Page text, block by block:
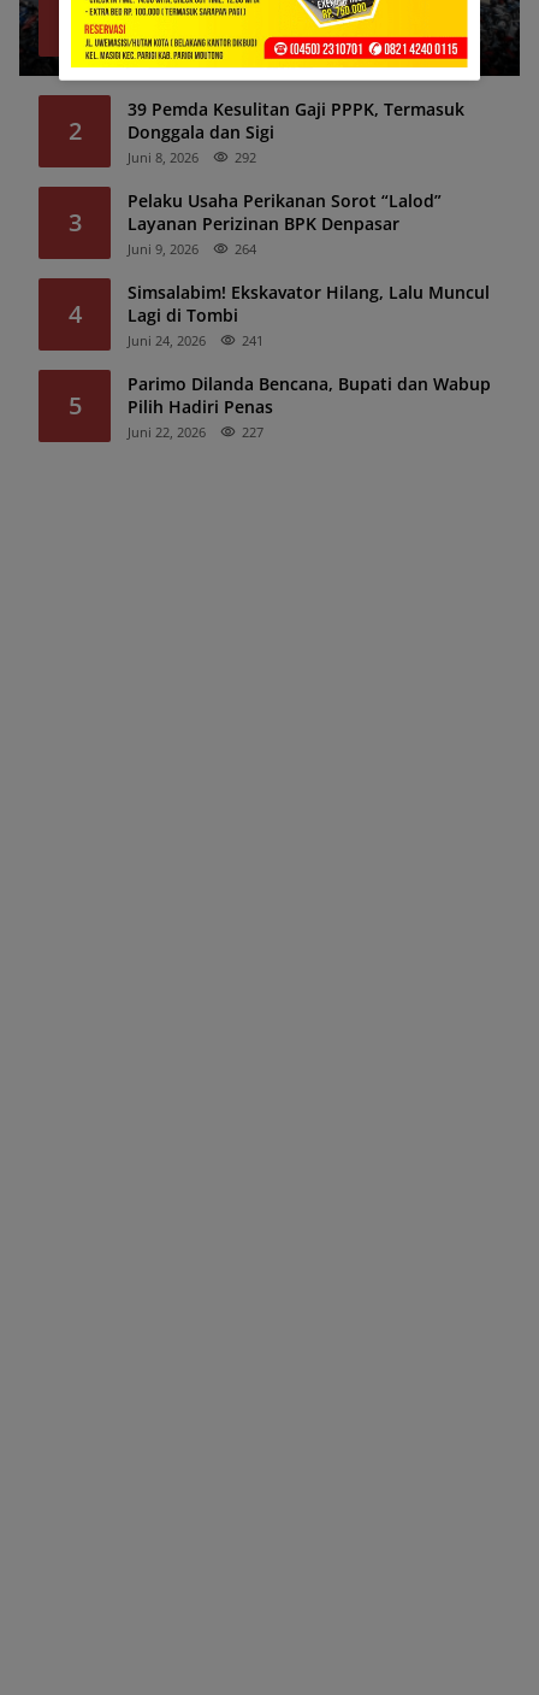
Refund Asuransi Kredit PNS?
Juli 6, 2026 1320
2
39 Pemda Kesulitan Gaji PPPK, Termasuk
Donggala dan Sigi
Juni 8, 2026 292
3
Pelaku Usaha Perikanan Sorot “Lalod”
Layanan Perizinan BPK Denpasar
Juni 9, 2026 264
4
Simsalabim! Ekskavator Hilang, Lalu Muncul
Lagi di Tombi
Juni 24, 2026 241
5
Parimo Dilanda Bencana, Bupati dan Wabup
Pilih Hadiri Penas
Juni 22, 2026 227